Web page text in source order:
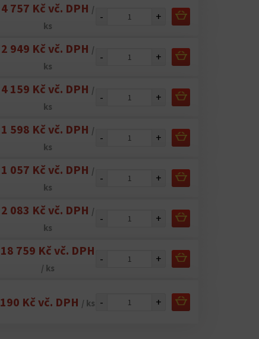
4 757 Kč vč. DPH /
ks
- +
2 949 Kč vč. DPH /
ks
- +
4 159 Kč vč. DPH /
ks
- +
1 598 Kč vč. DPH /
ks
- +
1 057 Kč vč. DPH /
ks
- +
2 083 Kč vč. DPH /
ks
- +
18 759 Kč vč. DPH
/ ks
- +
190 Kč vč. DPH / ks - +